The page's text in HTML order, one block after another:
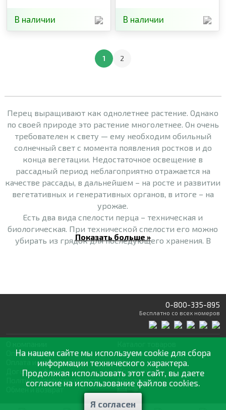
В наличии В наличии
1 2
Перец выращивают как однолетнее растение. Однако
по своей природе это растение многолетнее. Он очень
требователен к свету — ему необходим обильный
солнечный свет с момента появления ростков и до
конца вегетации. Недостаточное освещение в
рассадный период неблагоприятно отражается на
качестве рассады, в дальнейшем – на росте и развитии
вегетативных и генеративных органов, в итоге – на
урожае.
Есть два вида спелости перца – техническая и
биологическая. При технической спелости его можно
убирать из грядок для последующего хранения. В
Перец имеет много сортов и гибридов, которые
отличаются по форме, размеру, цвету и вкусовым
Сортотипы перца по форме:
- блочный
- конусовидный
Показать больше »
0-800-335-895
Бесплатно со всех номеров
Оптовая продажа
Оплата и доставка
Договор оферты
Політика конфіденційності
Обмен и возврат
Статьии рекомендации
Отзывы
Контакты
Мои заказы
На нашем сайте мы используем cookie для сбора
информации технического характера.
Продолжая использовать этот сайт, вы даете
согласие на использование файлов cookies.
Я согласен